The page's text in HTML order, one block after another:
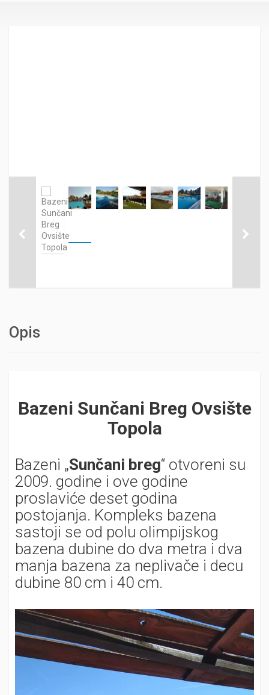
Opis
Bazeni Sunčani Breg Ovsište
Topola
Bazeni „Sunčani breg“ otvoreni su
2009. godine i ove godine
proslaviće deset godina
postojanja. Kompleks bazena
sastoji se od polu olimpijskog
bazena dubine do dva metra i dva
manja bazena za neplivače i decu
dubine 80 cm i 40 cm.